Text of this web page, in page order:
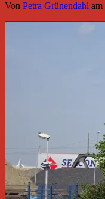
Von Petra Grünendahl am